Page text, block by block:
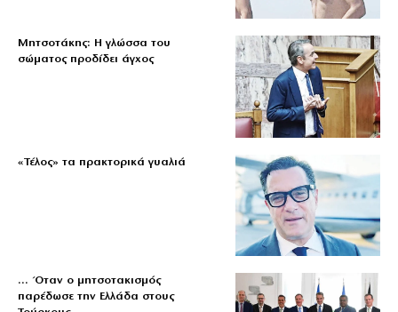
Μητσοτάκης: Η γλώσσα του
σώματος προδίδει άγχος
«Τέλος» τα πρακτορικά γυαλιά
… Όταν ο μητσοτακισμός
παρέδωσε την Ελλάδα στους